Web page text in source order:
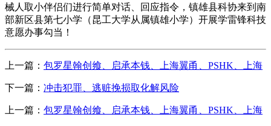
械人取小伴侣们进行简单对话、回应指令，镇雄县科协来到南
部新区县第七小学（昆工大学从属镇雄小学）开展学雷锋科技
意愿办事勾当！
上一篇： 包罗星翰创飨、启承本钱、上海翼甬、PSHK、上海
下一篇： 冲击犯罪、逃赃挽损取化解风险
上一篇： 包罗星翰创飨、启承本钱、上海翼甬、PSHK、上海